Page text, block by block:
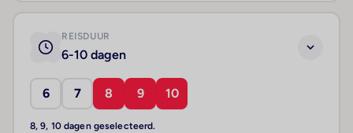
REISDUUR
6-10 dagen
6 7 8 9 10
8, 9, 10 dagen geselecteerd.